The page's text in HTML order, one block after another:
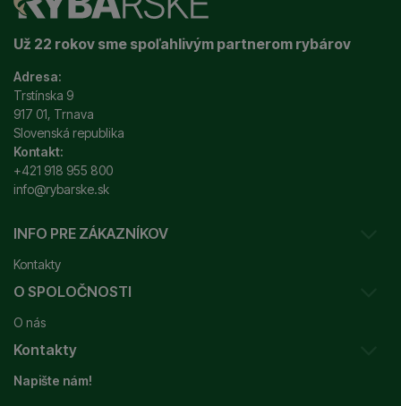
Už 22 rokov sme spoľahlivým partnerom rybárov
Adresa:
Trstínska 9
917 01, Trnava
Slovenská republika
Kontakt:
+421 918 955 800
info@rybarske.sk
INFO PRE ZÁKAZNÍKOV
Kontakty
Sledovanie vašej zásielky
Ako reklamovať / vrátiť tovar
Obchodné podmienky
Odstúpenie od zmluvy
O SPOLOČNOSTI
O nás
Prečo nakupovať u nás?
Garancia najnižšej ceny
Kontakty
Napište nám!